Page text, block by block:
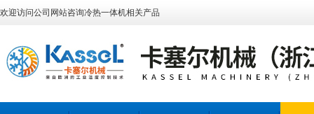
欢迎访问公司网站咨询冷热一体机相关产品